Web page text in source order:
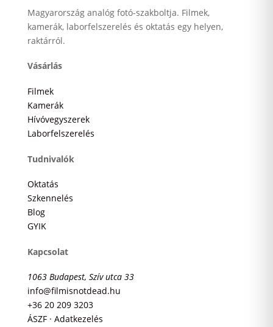
Magyarország analóg fotó-szakboltja. Filmek,
kamerák, laborfelszerelés és oktatás egy helyen,
raktárról.
Vásárlás
Filmek
Kamerák
Hívóvegyszerek
Laborfelszerelés
Tudnivalók
Oktatás
Szkennelés
Blog
GYIK
Kapcsolat
1063 Budapest, Szív utca 33
info@filmisnotdead.hu
+36 20 209 3203
ÁSZF · Adatkezelés